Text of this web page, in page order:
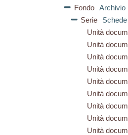
Fondo
Archivio
Serie
Unità
Unità
Unità
Unità
Unità
Unità
Unità
Unità
Unità